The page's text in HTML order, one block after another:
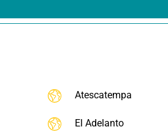
Atescatempa
El Adelanto